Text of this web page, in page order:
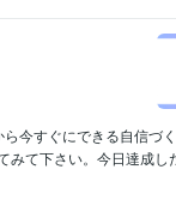
）
年 STORES:1年
:1年ChatGPT:1年
今すぐにできる自信づ
みて下さい。今日達成し